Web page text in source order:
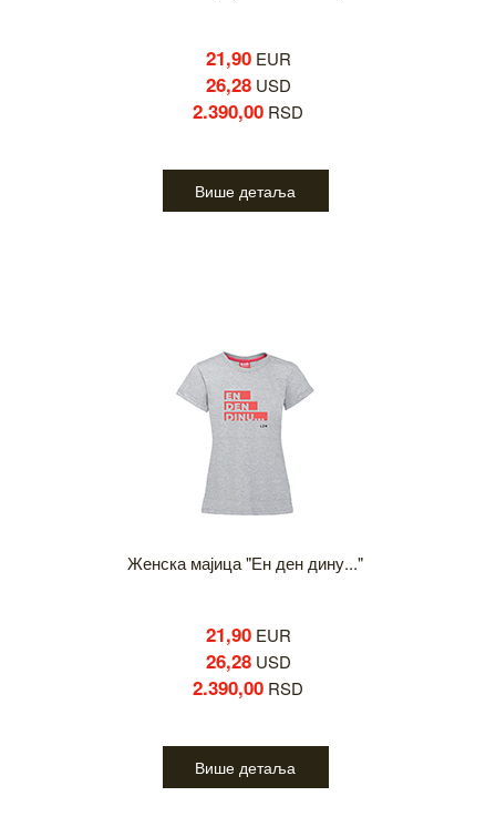
21,90EUR
26,28USD
2.390,00 RSD
Више детаља
Женска мајица "Ен ден дину..."
21,90EUR
26,28USD
2.390,00 RSD
Више детаља